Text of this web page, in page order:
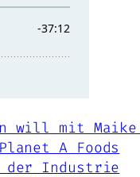
will mit Maike
A Foods
der Industrie